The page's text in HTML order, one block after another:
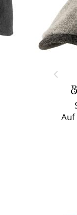
Auf